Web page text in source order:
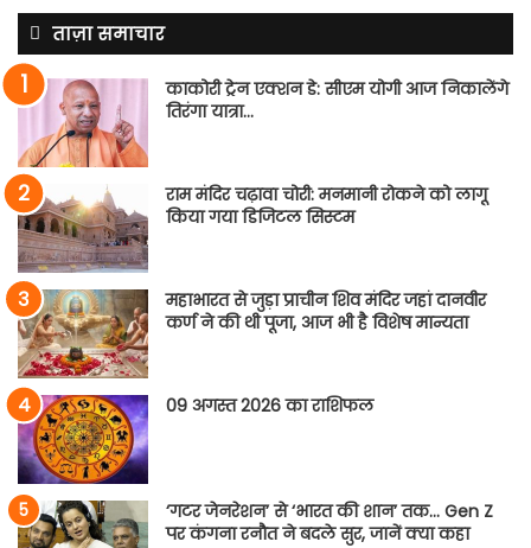
ताज़ा समाचार
काकोरी ट्रेन एक्शन डे: सीएम योगी आज निकालेंगे
तिरंगा यात्रा…
राम मंदिर चढ़ावा चोरी: मनमानी रोकने को लागू
किया गया डिजिटल सिस्टम
महाभारत से जुड़ा प्राचीन शिव मंदिर जहां दानवीर
कर्ण ने की थी पूजा, आज भी है विशेष मान्यता
09 अगस्त 2026 का राशिफल
‘गटर जेनरेशन’ से ‘भारत की शान’ तक… Gen Z
पर कंगना रनौत ने बदले सुर, जानें क्या कहा